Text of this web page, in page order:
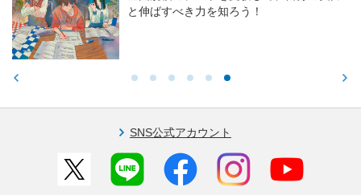
と伸ばすべき力を知ろう！
SNS公式アカウント